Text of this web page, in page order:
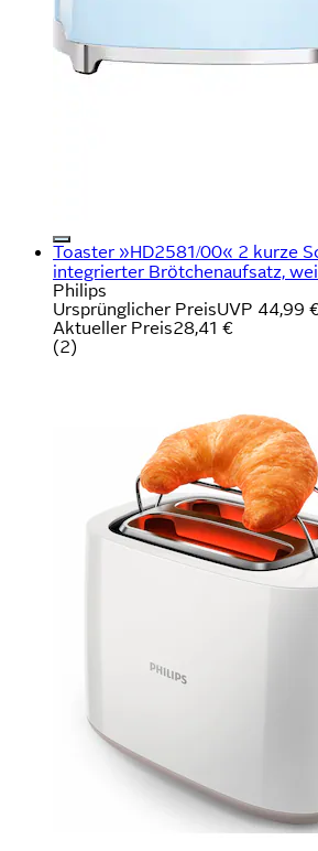
Toaster »HD2581/00« 2 kurze
integrierter Brötchenaufsatz,
Philips
Ursprünglicher PreisUVP 44,99
Aktueller Preis28,41 €
(2)